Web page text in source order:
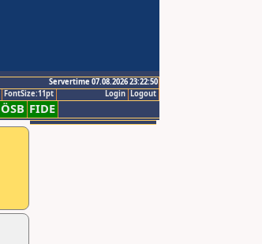
Servertime 07.08.2026 23:22:50
Logout
Login
FontSize:11pt
ÖSB FIDE